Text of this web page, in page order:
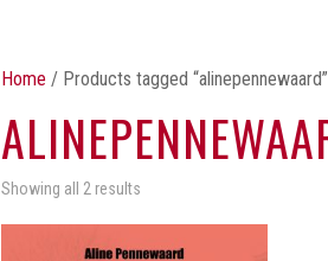
Home / Products tagged “alinepennewaard”
Showing all 2 results